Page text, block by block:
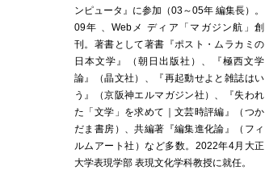
ンピュータ』に参加（03～05年 編集長）。
09年 、Webメ ディア「マガジン航」創
刊。著書として著書『ポスト・ムラカミの
日本文学』（朝日出版社）、『極西文学
論』（晶文社）、『再起動せよと雑誌はい
う』（京阪神エルマガジン社）、『失われ
た「文学」を求めて｜文芸時評編』（つか
だま書房）、共編著『編集進化論』（フィ
ルムアート社）など多数。2022年4月大正
大学表現学部 表現文化学科教授に就任。